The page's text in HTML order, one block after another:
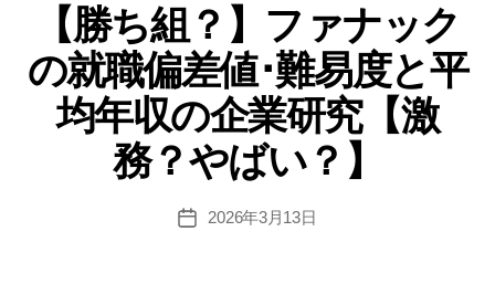
の
就
職
偏
差
難
ー
【勝ち組？】ファナック
の就職偏差値･難易度と平
均年収の企業研究【激
務？やばい？】
投
2026年3月13日